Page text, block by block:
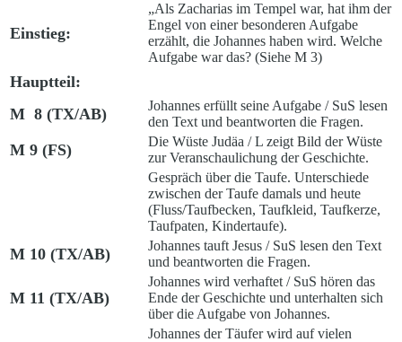
Einstieg:
„Als Zacharias im Tempel war, hat ihm der
Engel von einer besonderen Aufgabe
erzählt, die Johannes haben wird. Welche
Aufgabe war das? (Siehe M 3)
Hauptteil:
M 8 (TX/AB)
Johannes erfüllt seine Aufgabe /SuS lesen
den Text und beantworten die Fragen.
M 9 (FS) Die Wüste Judäa / L zeigt Bild der Wüste
zur Veranschaulichung der Geschichte.
Gespräch über die Taufe. Unterschiede
zwischen der Taufe damals und heute
(Fluss/Taufbecken, Taufkleid, Taufkerze,
Taufpaten, Kindertaufe).
M 10 (TX/AB) Johannes tauft Jesus /SuS lesen den Text
und beantworten die Fragen.
M 11 (TX/AB)
Johannes wird verhaftet / SuS hören das
Ende der Geschichte und unterhalten sich
über die Aufgabe von Johannes.
Johannes der Täufer wird auf vielen